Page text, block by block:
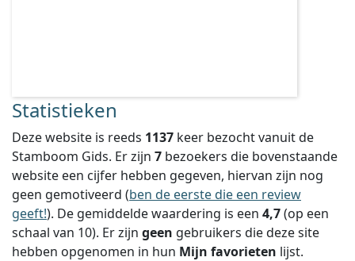
Statistieken
Deze website is reeds 1137 keer bezocht vanuit de
Stamboom Gids. Er zijn 7 bezoekers die bovenstaande
website een cijfer hebben gegeven, hiervan zijn nog
geen gemotiveerd (ben de eerste die een review
geeft!). De gemiddelde waardering is een 4,7(op een
schaal van 10). Er zijn geen gebruikers die deze site
hebben opgenomen in hun Mijn favorieten lijst.